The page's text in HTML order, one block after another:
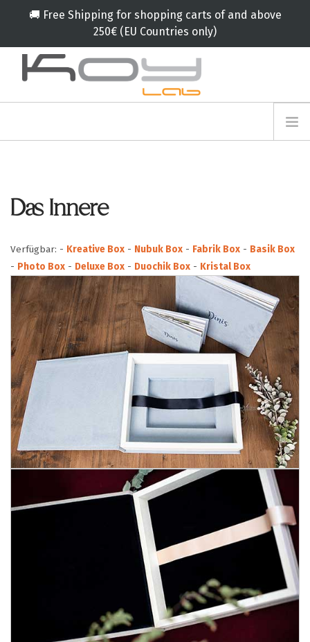
🚚 Free Shipping for shopping carts of and above
250€ (EU Countries only)
PARTNERN
KAMPAGNE
SERVICES🟠
BLOG
UNTERSTÜTZUNG
KONTAKT
DE
Das Innere
Verfügbar: - Kreative Box - Nubuk Box - Fabrik Box - Basik Box
- Photo Box - Deluxe Box - Duochik Box - Kristal Box